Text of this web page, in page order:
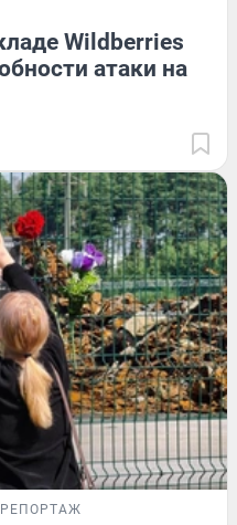
Wildberries
атаки на
РЕПОРТАЖ